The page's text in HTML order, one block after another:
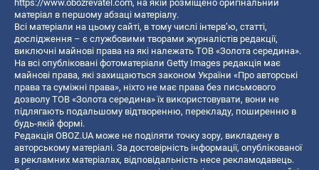
https://www.obozrevatel.com, на якій розміщено оригінальний
матеріал в першому абзаці матеріалу.
Всі матеріали на цьому сайті, в тому числі інтерв’ю, статті,
дослідження – є службовими творами журналістів редакції,
виключні майнові права на які належать ТОВ «Золота середина».
На всі опубліковані фотоматеріали Getty Images редакція має
майнові права, які захищаються законом України «Про авторські
права та суміжні права», ніхто не має права без письмового
дозволу ТОВ «Золота середина» їх використовувати, вони не
підлягають подальшому відтворенню, перекладу, поширенню в
будь-якій формі.
Редакція OBOZ.UA може не поділяти точку зору, викладену в
авторському матеріалі. За достовірність інформації, опублікованої
в рекламних матеріалах, відповідальність несе рекламодавець.